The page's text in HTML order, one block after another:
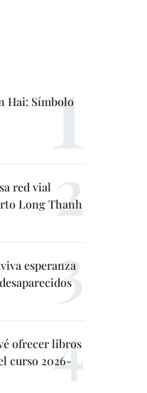
Hai: Símbolo
red vial
Long Thanh
esperanza
ofrecer libros
curso 2026-